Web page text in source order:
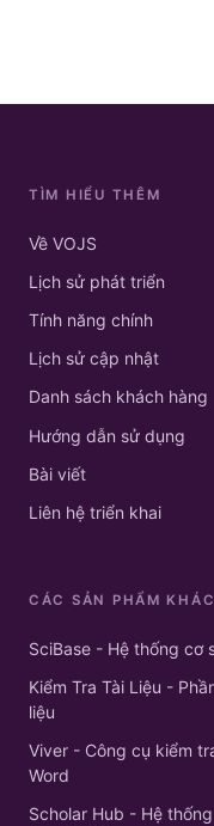
TÌM HIỂU THÊM
Về VOJS
Lịch sử phát triển
Tính năng chính
Lịch sử cập nhật
Danh sách khách hàng
Hướng dẫn sử dụng
Bài viết
Liên hệ triển khai
CÁC SẢN PHẨM
SciBase - Hệ thống cơ
Kiểm Tra Tài Liệu -
liệu
Viver - Công cụ kiểm
Word
Scholar Hub - Hệ